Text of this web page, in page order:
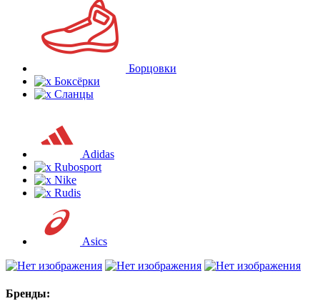
Борцовки
Боксёрки
Сланцы
Adidas
Rubosport
Nike
Rudis
Asics
Бренды: